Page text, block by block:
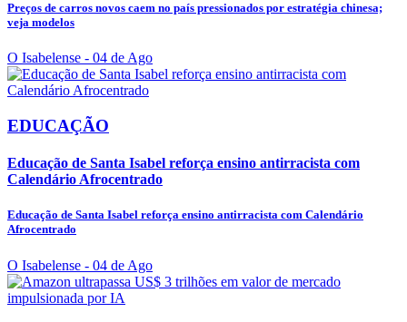
Preços de carros novos caem no país pressionados por estratégia chinesa;
veja modelos
O Isabelense - 04 de Ago
EDUCAÇÃO
Educação de Santa Isabel reforça ensino antirracista com
Calendário Afrocentrado
Educação de Santa Isabel reforça ensino antirracista com Calendário
Afrocentrado
O Isabelense - 04 de Ago